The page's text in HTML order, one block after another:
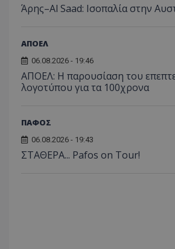
Άρης–Al Saad: Ισοπαλία στην
ΑΠΟΕΛ
06.08.2026 - 19:46
ΑΠΟΕΛ: Η παρουσίαση του
λογοτύπου για τα 100χρονα
ΠΑΦΟΣ
06.08.2026 - 19:43
ΣΤΑΘΕΡΑ... Pafos on Tour!